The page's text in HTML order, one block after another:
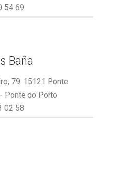
54 69
Baña
79. 15121 Ponte
Ponte do Porto
02 58